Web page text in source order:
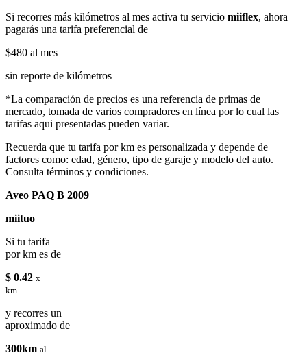
Si recorres más kilómetros al mes activa tu servicio miiflex, ahora
pagarás una tarifa preferencial de
$480 al mes
sin reporte de kilómetros
*La comparación de precios es una referencia de primas de
mercado, tomada de varios compradores en línea por lo cual las
tarifas aqui presentadas pueden variar.
Recuerda que tu tarifa por km es personalizada y depende de
factores como: edad, género, tipo de garaje y modelo del auto.
Consulta términos y condiciones.
Aveo PAQ B 2009
miituo
Si tu tarifa
por km es de
$ 0.42 x
km
y recorres un
aproximado de
300km al